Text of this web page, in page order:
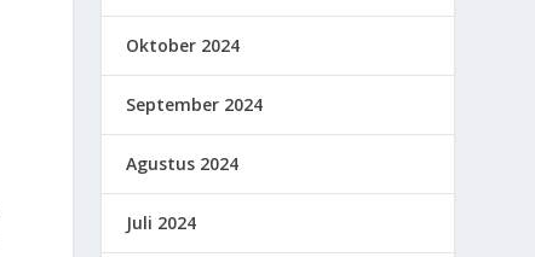
Oktober 2024
September 2024
Agustus 2024
Juli 2024